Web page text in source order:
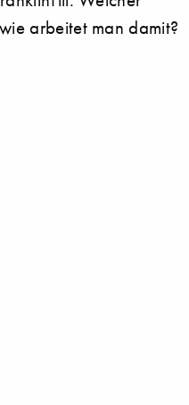
arbeitet man damit?